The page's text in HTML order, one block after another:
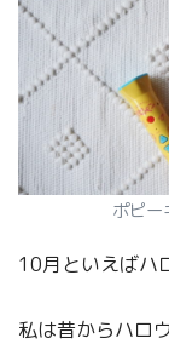
ポピ
10月といえばハ
私は昔からハロ